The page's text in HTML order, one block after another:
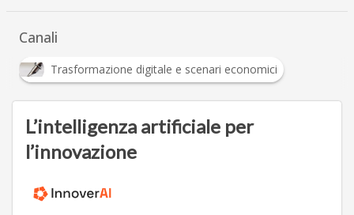
Canali
Trasformazione digitale e scenari economici
L’intelligenza artificiale per
l’innovazione